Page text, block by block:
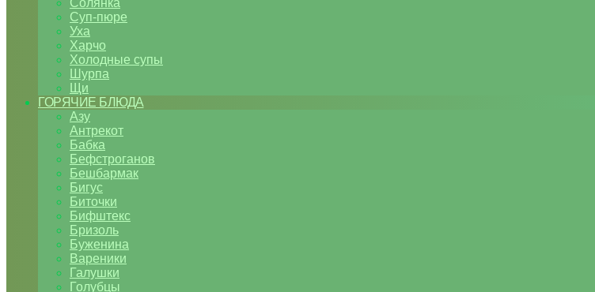
Солянка
Суп-пюре
Уха
Харчо
Холодные супы
Шурпа
Щи
ГОРЯЧИЕ БЛЮДА
Азу
Антрекот
Бабка
Бефстроганов
Бешбармак
Бигус
Биточки
Бифштекс
Бризоль
Буженина
Вареники
Галушки
Голубцы